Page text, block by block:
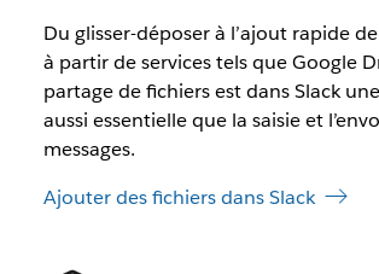
Du glisser-déposer à l’ajout rapide
à partir de services tels que Google
partage de fichiers est dans Slack
aussi essentielle que la saisie et
messages.
Ajouter des fichiers dans Slack